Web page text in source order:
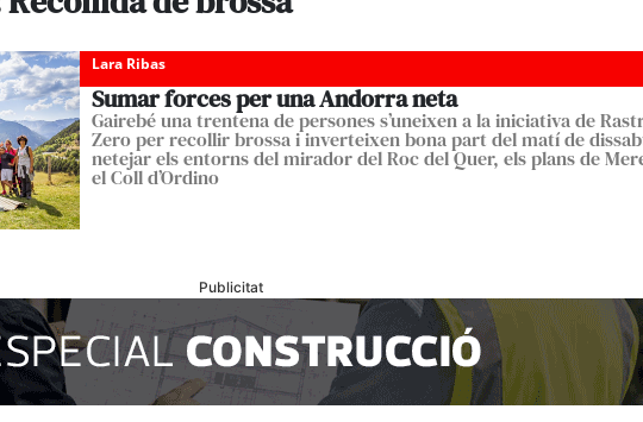
Lara Ribas
Sumar forces per una Andorra neta
Gairebé una trentena de persones s’uneixen a la iniciativa de
Zero per recollir brossa i inverteixen bona part del matí de
netejar els entorns del mirador del Roc del Quer, els plans de
el Coll d’Ordino
Publicitat